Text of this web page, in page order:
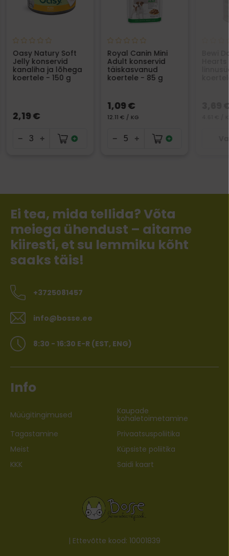
Oasy Natury Soft
Jelly konservid
kanaliha ja lõhega
koertele - 150 g
2,19 €
Royal Canin Mini
Adult konservid
täiskasvanud
koertele - 85 g
1,09 €
12.11 € / KG
Bewi
3,69
Ei tea, mida tellida? Võta
meiega ühendust – aitame
kiiresti, et su lemmiku kõht
saaks täis!
+3725081457
info@bosse.ee
8:30 - 16:30 E-R (EST, ENG)
Info
Müügitingimused Kaupade
kohaletoimetamine
Tagastamine
Privaatsuspoliitika
Meist
Küpsiste poliitika
KKK
Saidi kaart
| Ettevõtte kood: 10001839